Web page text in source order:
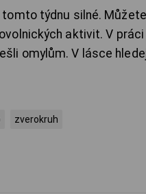
týdnu silné.
aktivit. V
omylům. V lásce
zverokruh